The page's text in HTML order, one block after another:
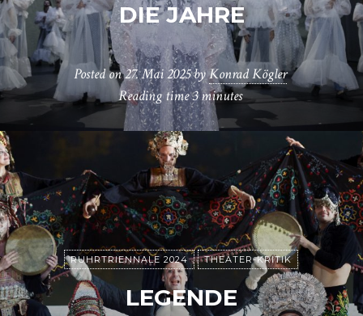
DIE JAHRE
Posted on27. Mai 2025byKonrad Kögler
Reading time3 minutes
RUHRTRIENNALE 2024 THEATER-KRITIK
LEGENDE